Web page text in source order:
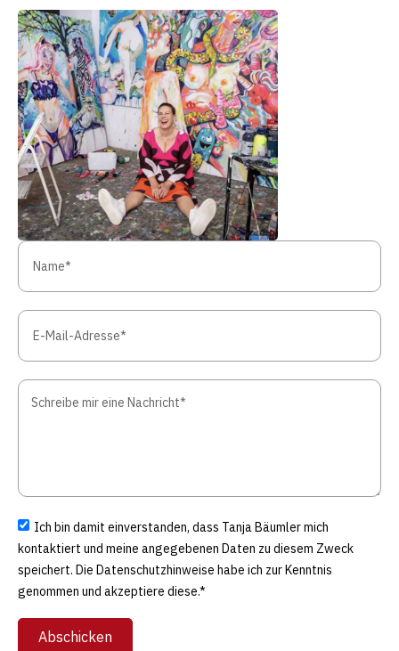
Ich bin damit einverstanden, dass Tanja Bäumler mich
kontaktiert und meine angegebenen Daten zu diesem Zweck
speichert. Die Datenschutzhinweise habe ich zur Kenntnis
genommen und akzeptiere diese.*
Abschicken